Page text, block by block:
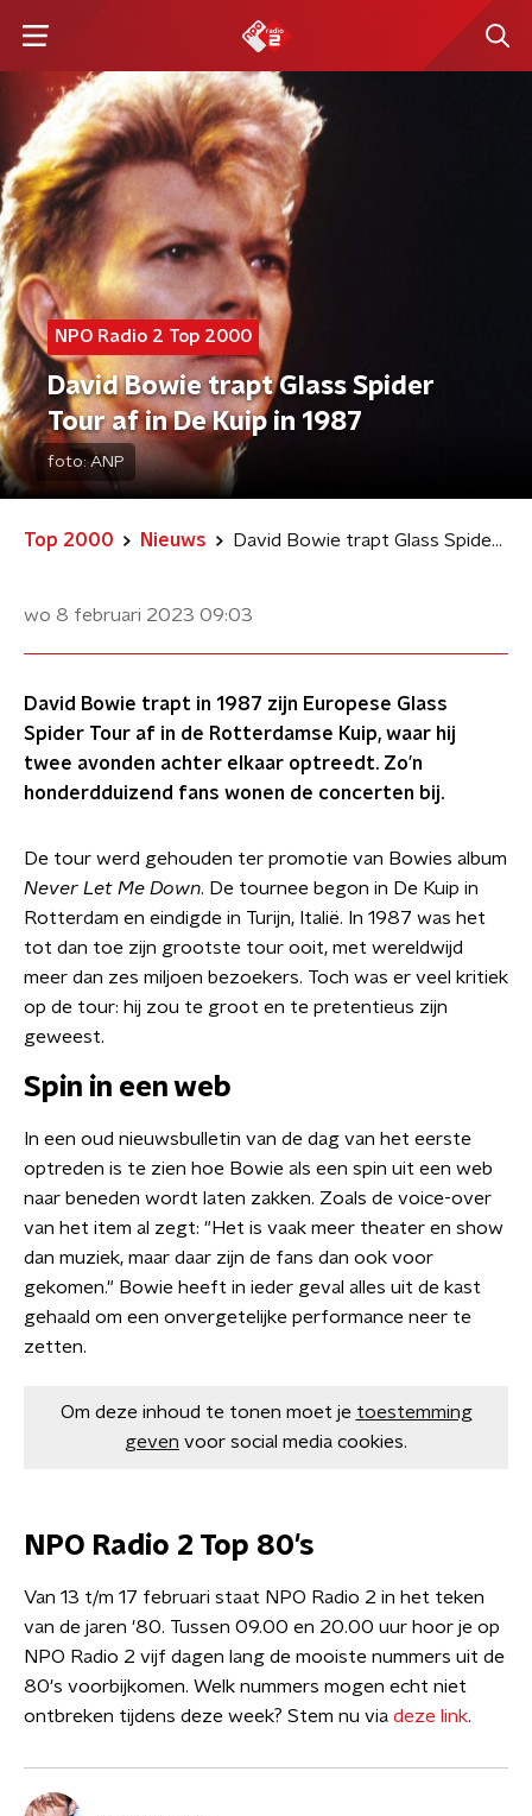
NPO Radio 2 Top 2000
David Bowie trapt Glass Spider
Tour af in De Kuip in 1987
foto: ANP
Top 2000 Nieuws David Bowie trapt Glass Spider Tour af in De Kuip in 1987
wo 8 februari 2023 09:03
David Bowie trapt in 1987 zijn Europese Glass
Spider Tour af in de Rotterdamse Kuip, waar hij
twee avonden achter elkaar optreedt. Zo’n
honderdduizend fans wonen de concerten bij.
De tour werd gehouden ter promotie van Bowies album
Never Let Me Down. De tournee begon in De Kuip in
Rotterdam en eindigde in Turijn, Italië. In 1987 was het
tot dan toe zijn grootste tour ooit, met wereldwijd
meer dan zes miljoen bezoekers. Toch was er veel kritiek
op de tour: hij zou te groot en te pretentieus zijn
geweest.
Spin in een web
In een oud nieuwsbulletin van de dag van het eerste
optreden is te zien hoe Bowie als een spin uit een web
naar beneden wordt laten zakken. Zoals de voice-over
van het item al zegt: "Het is vaak meer theater en show
dan muziek, maar daar zijn de fans dan ook voor
gekomen." Bowie heeft in ieder geval alles uit de kast
gehaald om een onvergetelijke performance neer te
zetten.
Om deze inhoud te tonen moet je toestemming
geven voor social media cookies.
NPO Radio 2 Top 80's
Van 13 t/m 17 februari staat NPO Radio 2 in het teken
van de jaren '80. Tussen 09.00 en 20.00 uur hoor je op
NPO Radio 2 vijf dagen lang de mooiste nummers uit de
80's voorbijkomen. Welk nummers mogen echt niet
ontbreken tijdens deze week? Stem nu via deze link.